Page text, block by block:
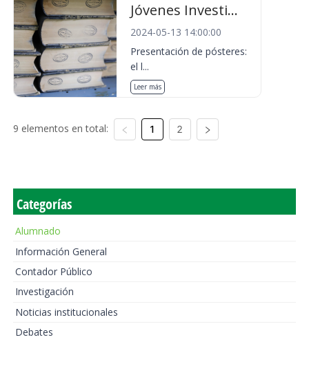
Jóvenes Investi...
2024-05-13 14:00:00
Presentación de pósteres:
el l...
Leer más
9 elementos en total: 1 2
Categorías
Alumnado
Información General
Contador Público
Investigación
Noticias institucionales
Debates